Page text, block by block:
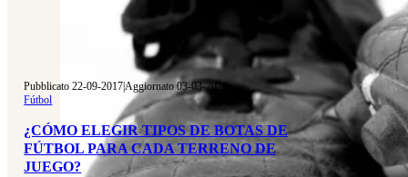
Pubblicato 22-09-2017|Aggiornato 03-03-2026
Fútbol
¿CÓMO ELEGIR TIPOS DE BOTAS DE
FÚTBOL PARA CADA TERRENO DE
JUEGO?